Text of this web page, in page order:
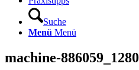
Suche
Menü Menü
machine-886059_1280